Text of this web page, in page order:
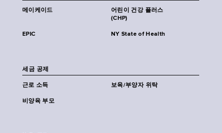
메이케이드
어린이 건강 플러스
(CHP)
EPIC NY State of Health
세금 공제
근로 소득 보육/부양자 위탁
비양육 부모